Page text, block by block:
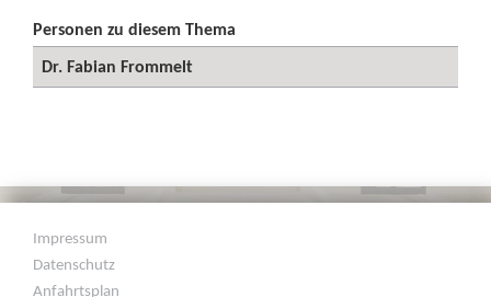
Personen zu diesem Thema
Dr. Fabian Frommelt
Impressum
Datenschutz
Anfahrtsplan